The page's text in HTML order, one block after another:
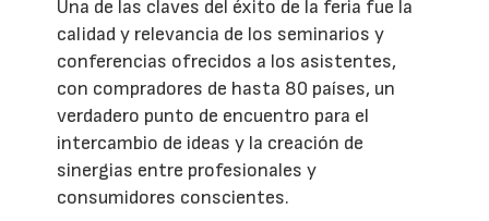
Una de las claves del éxito de la feria fue la
calidad y relevancia de los seminarios y
conferencias ofrecidos a los asistentes,
con compradores de hasta 80 países, un
verdadero punto de encuentro para el
intercambio de ideas y la creación de
sinergias entre profesionales y
consumidores conscientes.